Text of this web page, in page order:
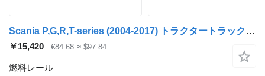
Scania P,G,R,T-series (2004-2017) トラクタートラックのためのScania R-series (01.04-) 1779090 1532660 燃料レール
￥15,420 €84.68 ≈ $97.84
燃料レール